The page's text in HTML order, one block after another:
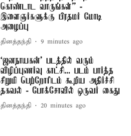
கொண்டாட வாருங்கள்” -
இளைஞர்களுக்கு பிரதமர் மோடி
அழைப்பு
தினத்தந்தி 9 minutes ago
‘ஜனநாயகன்’ படத்தில் வரும்
விழிப்புணர்வு காட்சி... படம் பார்த்த
சிறுமி பெற்றோரிடம் கூறிய அதிர்ச்சி
தகவல் - போக்சோவில் ஒருவர் கைது
தினத்தந்தி 20 minutes ago